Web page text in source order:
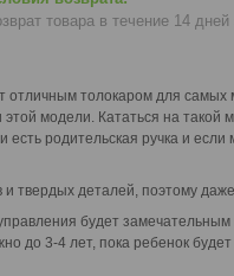
товара в течение 14 дней
отличным толокаром для
модели. Кататься на
есть родительская ручка и
и твердых деталей, поэтому
будет
до 3-4 лет, пока ребенок будет